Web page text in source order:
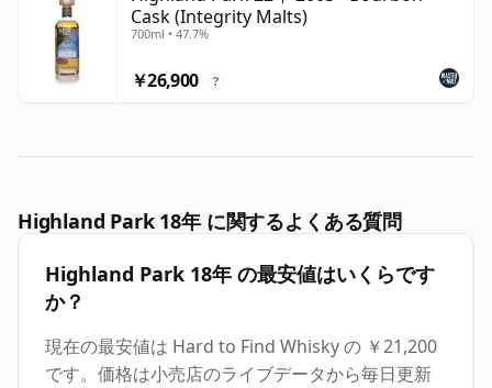
Cask (Integrity Malts)
700ml • 47.7%
￥26,900 ?
Highland Park 18年 に関するよくある質問
Highland Park 18年 の最安値はいくらです
か？
現在の最安値は Hard to Find Whisky の ￥21,200
です。価格は小売店のライブデータから毎日更新